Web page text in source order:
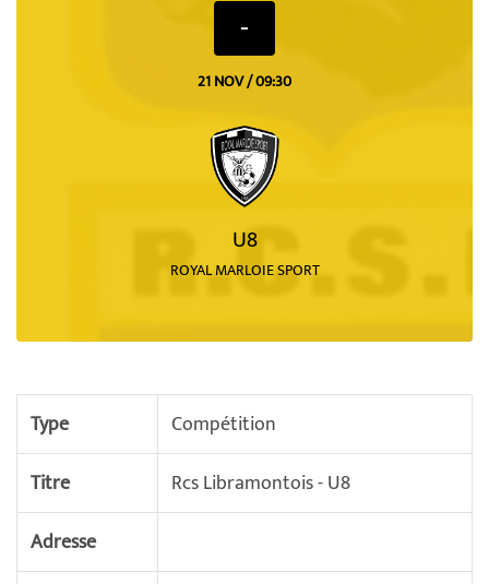
-
21 NOV / 09:30
U8
ROYAL MARLOIE SPORT
Type
Compétition
Titre
Rcs Libramontois - U8
Adresse